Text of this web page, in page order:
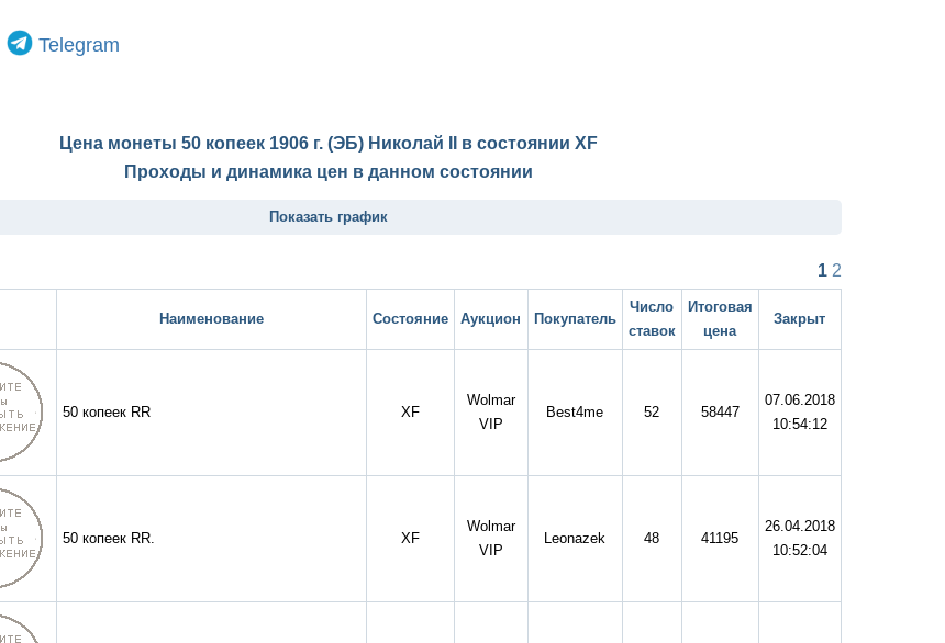
Telegram
Цена монеты 50 копеек 1906 г. (ЭБ) Николай II в состоянии XF
Проходы и динамика цен в данном состоянии
Показать график
1 2
Наименование Состояние Аукцион Покупатель
Число
ставок
Итоговая
цена
Закрыт
50 копеек RR XF
Wolmar
VIP
Best4me 52 58447
07.06.2018
10:54:12
50 копеек RR. XF
Wolmar
VIP
Leonazek 48 41195
26.04.2018
10:52:04